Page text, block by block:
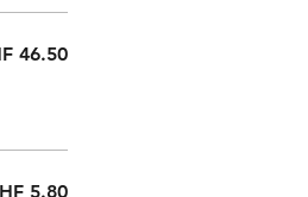
46.50
5.80